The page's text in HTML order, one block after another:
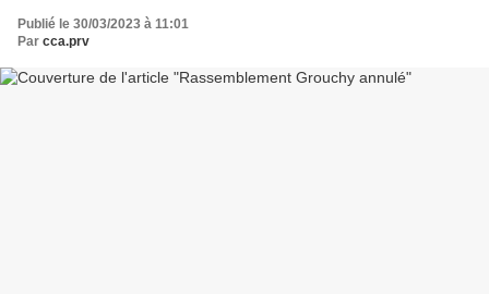
Publié le 30/03/2023 à 11:01
Par cca.prv